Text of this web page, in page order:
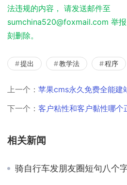
法违规的内容， 请发送邮件至
sumchina520@foxmail.com 举
刻删除。
提出 教学法 程序
上一个： 苹果cms永久免费全能建站程序，苹
下一个： 客户粘性和客户黏性哪个正确一些
相关新闻
骑自行车发朋友圈短句八个字，骑自行